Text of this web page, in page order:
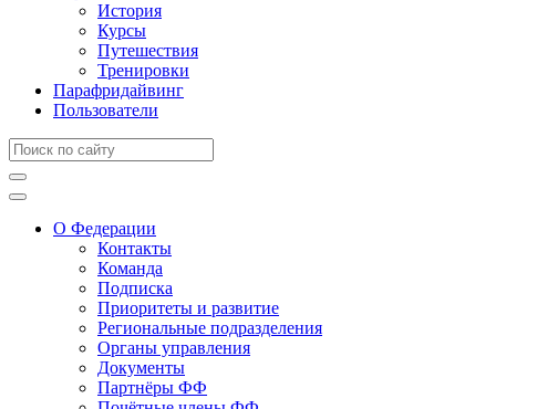
История
Курсы
Путешествия
Тренировки
Парафридайвинг
Пользователи
О Федерации
Контакты
Команда
Подписка
Приоритеты и развитие
Региональные подразделения
Органы управления
Документы
Партнёры ФФ